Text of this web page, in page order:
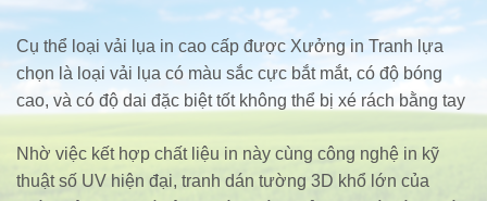
Cụ thể loại vải lụa in cao cấp được Xưởng in Tranh lựa
chọn là loại vải lụa có màu sắc cực bắt mắt, có độ bóng
cao, và có độ dai đặc biệt tốt không thể bị xé rách bằng tay
Nhờ việc kết hợp chất liệu in này cùng công nghệ in kỹ
thuật số UV hiện đại, tranh dán tường 3D khổ lớn của